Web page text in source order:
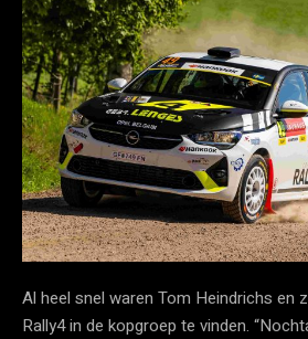
Al heel snel waren Tom Heindrichs en
Rally4 in de kopgroep te vinden.